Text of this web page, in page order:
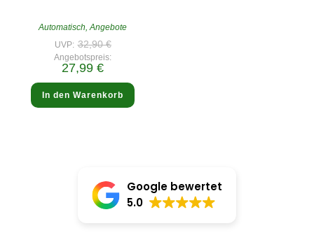
Automatisch,Angebote
UVP: 32,90€Ursprünglicher
Preis
war:
Angebotspreis:
27,99€Aktueller
ist:
27,99 €.
In den Warenkorb
Google bewertet
5.0